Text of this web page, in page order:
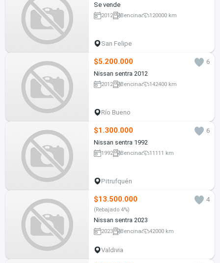
Se vende
2012 Bencina 120000 km
San Felipe
$5.200.000
6
Nissan sentra 2012
2012 Bencina 142400 km
Río Bueno
$1.300.000
6
Nissan sentra 1992
1992 Bencina 11111 km
Pitrufquén
$13.500.000 4
(Rebajado 4%)
Nissan sentra 2023
2023 Bencina 42000 km
Valdivia